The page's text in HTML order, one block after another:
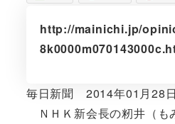
http://mainichi.jp/
毎日新聞 2014年01月28日
ＮＨＫ新会長の籾井（も